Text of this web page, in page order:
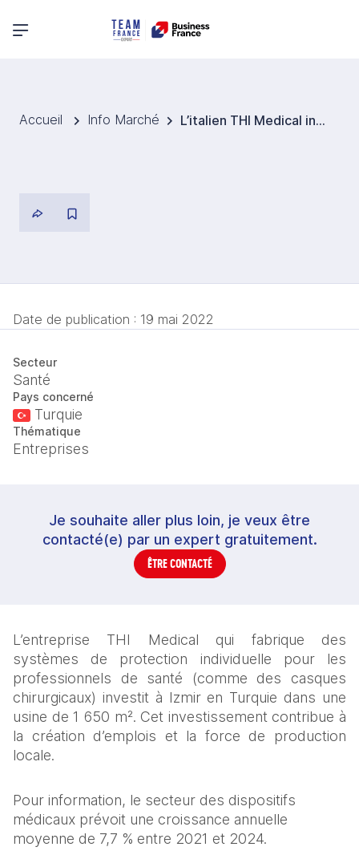
Menu principal
Accueil Info Marché L’italien THI Medical investit en Turquie
Date de publication : 19 mai 2022
Secteur
Santé
Pays concerné
Turquie
Thématique
Entreprises
Je souhaite aller plus loin, je veux être
contacté(e) par un expert gratuitement.
ÊTRE CONTACTÉ
L’entreprise THI Medical qui fabrique des
systèmes de protection individuelle pour les
professionnels de santé (comme des casques
chirurgicaux) investit à Izmir en Turquie dans une
usine de 1 650 m². Cet investissement contribue à
la création d’emplois et la force de production
locale.
Pour information, le secteur des dispositifs
médicaux prévoit une croissance annuelle
moyenne de 7,7 % entre 2021 et 2024.